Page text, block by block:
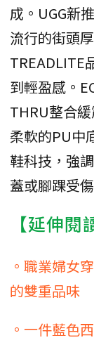
成。UGG新
流行的街頭
TREADLITE
到輕盈感。
THRU整合
柔軟的PU中
鞋科技，強
蓋或腳踝受傷
【延伸
。職業婦女
的雙重品味
。一件藍色